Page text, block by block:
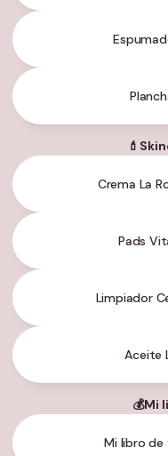
Crema La
Pads
Limpiador
Aceite
💰Mi
Mi libro de